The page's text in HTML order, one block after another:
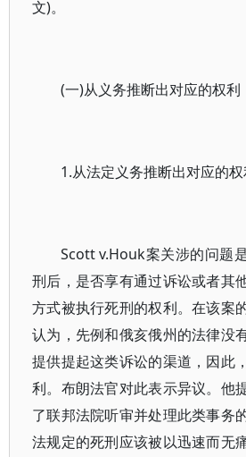
文)。
(一)从义务推断出对应的权利
1.从法定义务推断出对应的权
Scott v.Houk案关涉的问题
刑后，是否享有通过诉讼或者其
方式被执行死刑的权利。在该案
认为，先例和俄亥俄州的法律没
提供提起这类诉讼的渠道，因此
利。布朗法官对此表示异议。他
了联邦法院听审并处理此类事务
法规定的死刑应该被以迅速而无